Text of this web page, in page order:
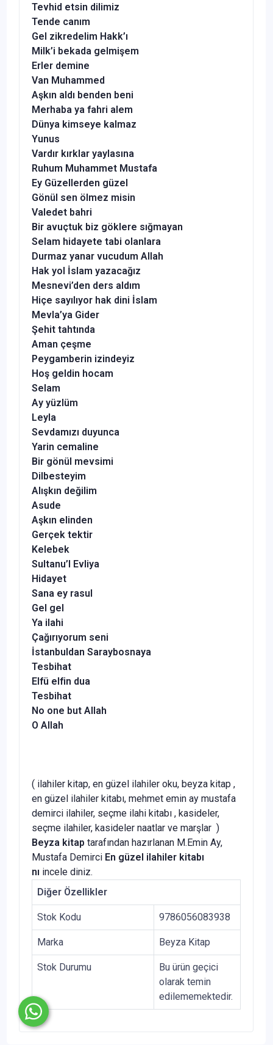
Tevhid etsin dilimiz
Tende canım
Gel zikredelim Hakk’ı
Milk’i bekada gelmişem
Erler demine
Van Muhammed
Aşkın aldı benden beni
Merhaba ya fahri alem
Dünya kimseye kalmaz
Yunus
Vardır kırklar yaylasına
Ruhum Muhammet Mustafa
Ey Güzellerden güzel
Gönül sen ölmez misin
Valedet bahri
Bir avuçtuk biz göklere sığmayan
Selam hidayete tabi olanlara
Durmaz yanar vucudum Allah
Hak yol İslam yazacağız
Mesnevi’den ders aldım
Hiçe sayılıyor hak dini İslam
Mevla’ya Gider
Şehit tahtında
Aman çeşme
Peygamberin izindeyiz
Hoş geldin hocam
Selam
Ay yüzlüm
Leyla
Sevdamızı duyunca
Yarin cemaline
Bir gönül mevsimi
Dilbesteyim
Alışkın değilim
Asude
Aşkın elinden
Gerçek tektir
Kelebek
Sultanu’l Evliya
Hidayet
Sana ey rasul
Gel gel
Ya ilahi
Çağırıyorum seni
İstanbuldan Saraybosnaya
Tesbihat
Elfü elfin dua
Tesbihat
No one but Allah
O Allah
( ilahiler kitap, en güzel ilahiler oku, beyza kitap ,
en güzel ilahiler kitabı, mehmet emin ay mustafa
demirci ilahiler, seçme ilahi kitabı , kasideler,
seçme ilahiler, kasideler naatlar ve marşlar )
Beyza kitap tarafından hazırlanan M.Emin Ay,
Mustafa Demirci En güzel ilahiler kitabı
nı incele diniz.
Diğer Özellikler
Stok Kodu 9786056083938
Marka Beyza Kitap
Stok Durumu
Bu ürün geçici
olarak temin
edilememektedir.